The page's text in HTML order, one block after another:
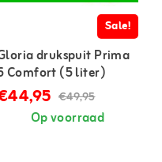
Sale!
drukspuit Prima
Comfort (5 liter)
€49,95
Op voorraad